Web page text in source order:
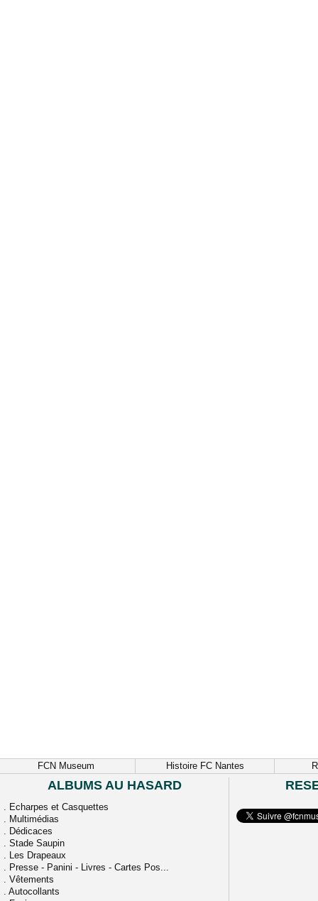
FCN Museum Histoire FC Nantes
ALBUMS AU HASARD
. Echarpes et Casquettes
. Multimédias
. Dédicaces
. Stade Saupin
. Les Drapeaux
. Presse - Panini - Livres - Cartes Pos...
. Vêtements
. Autocollants